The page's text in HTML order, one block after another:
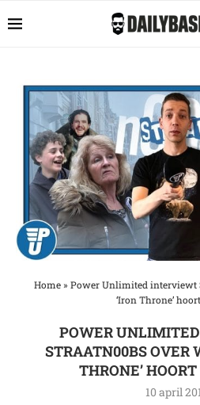
Home» Power Unlimited interviewt
‘Iron Throne’
POWER
STRAATN00BS OVER
THRONE’
10 april